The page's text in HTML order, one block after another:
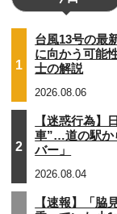
1
台風13号の最
に向かう可能
士の解説
2026.08.06
2
【迷惑行為】
車”…道の駅か
バー」
2026.08.04
【速報】「脇